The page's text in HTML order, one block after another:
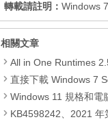
轉載請註明： Windows
相關文章
All in One Runtimes 2.5.0，全自動安裝.Net
直接下載 Windows 7
Windows 11 規格和電
KB4598242、2021 年第一個 Windows 10 更新，改